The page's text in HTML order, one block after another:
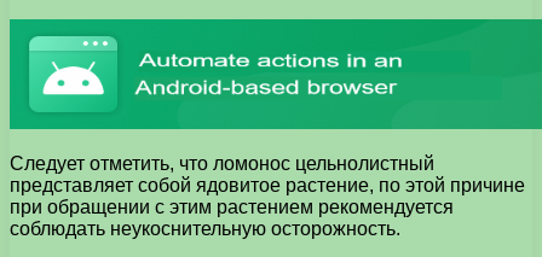
Следует отметить, что ломонос цельнолистный
представляет собой ядовитое растение, по этой причине
при обращении с этим растением рекомендуется
соблюдать неукоснительную осторожность.